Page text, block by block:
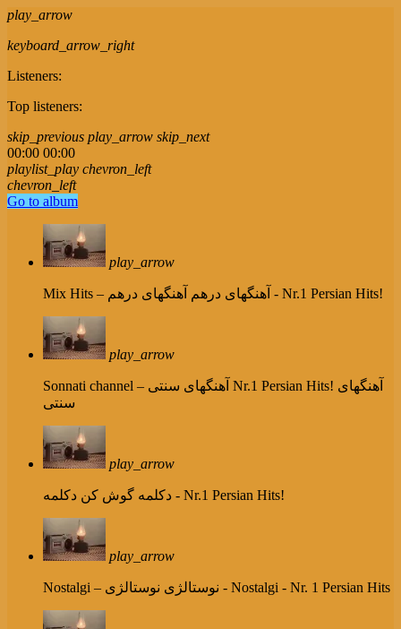
play_arrow
keyboard_arrow_right
Listeners:
Top listeners:
skip_previous play_arrow skip_next
00:00 00:00
playlist_play chevron_left
chevron_left
Go to album
play_arrow
Mix Hits – آهنگهای درهم آهنگهای درهم - Nr.1 Persian Hits!
play_arrow
Sonnati channel – آهنگهای سنتی Nr.1 Persian Hits! آهنگهای
سنتی
play_arrow
دکلمه گوش کن دکلمه - Nr.1 Persian Hits!
play_arrow
Nostalgi – نوستالژی نوستالژی - Nostalgi - Nr. 1 Persian Hits